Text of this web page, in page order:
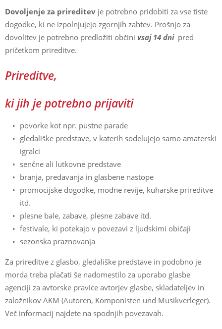
Dovoljenje za prireditev je potrebno pridobiti za vse tiste
dogodke, ki ne izpolnjujejo zgornjih zahtev. Prošnjo za
dovolitev je potrebno predložiti občini vsaj 14 dni pred
pričetkom prireditve.
Prireditve,
ki jih je potrebno prijaviti
povorke kot npr. pustne parade
gledališke predstave, v katerih sodelujejo samo amaterski
igralci
senčne ali lutkovne predstave
branja, predavanja in glasbene nastope
promocijske dogodke, modne revije, kuharske prireditve
itd.
plesne bale, zabave, plesne zabave itd.
festivale, ki potekajo v povezavi z ljudskimi običaji
sezonska praznovanja
Za prireditve z glasbo, gledališke predstave in podobno je
morda treba plačati še nadomestilo za uporabo glasbe
agenciji za avtorske pravice avtorjev glasbe, skladateljev in
založnikov AKM (Autoren, Komponisten und Musikverleger).
Več informacij najdete na spodnjih povezavah.